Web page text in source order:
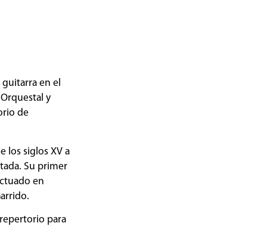
en el
y
de
los siglos XV a
Su primer
en
para